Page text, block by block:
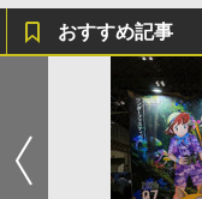
おすすめ記事